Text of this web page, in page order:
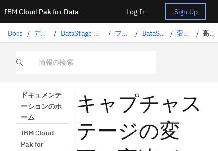
IBM Cloud Pak for Data Log In Sign Up
Docs / データの準備 / DataStage を使用したデータの変換 / フローの設計 / DataStage ステージ / 変更の取得 / 高速機能
情報の検索
ドキュメンテ
ーションのホ
ーム
IBM Cloud
Pak for
キャプチャス
テージの変